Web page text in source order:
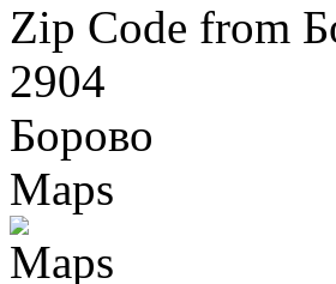
Zip Code from
2904
Борово
Maps